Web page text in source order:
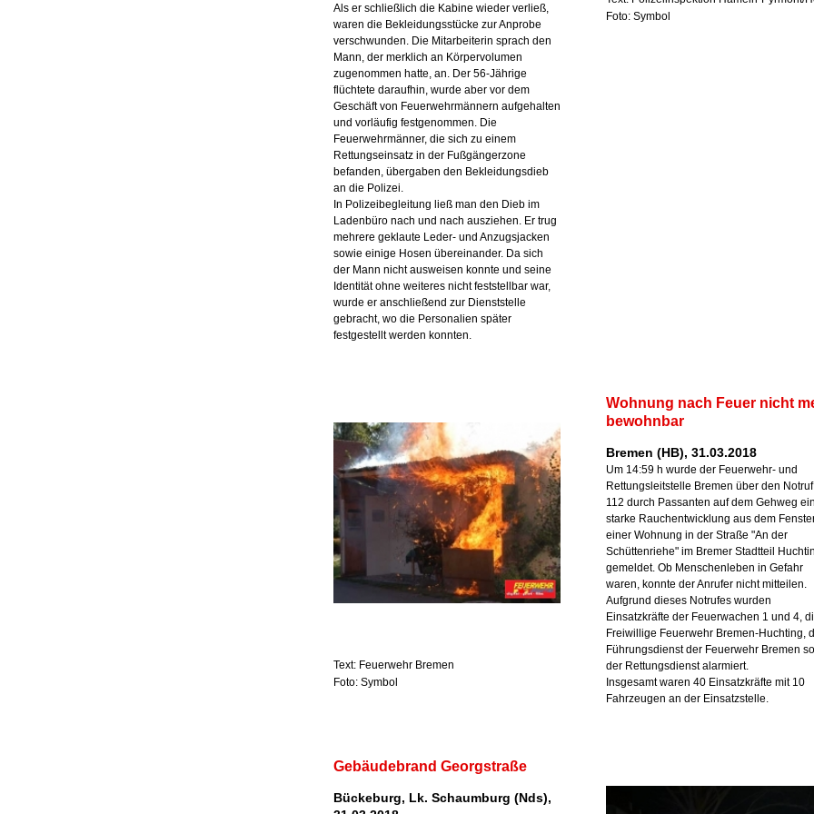
Foto: Symbol
Als er schließlich die Kabine wieder verließ,
waren die Bekleidungsstücke zur Anprobe
verschwunden. Die Mitarbeiterin sprach den
Mann, der merklich an Körpervolumen
zugenommen hatte, an. Der 56-Jährige
flüchtete daraufhin, wurde aber vor dem
Geschäft von Feuerwehrmännern aufgehalten
und vorläufig festgenommen. Die
Feuerwehrmänner, die sich zu einem
Rettungseinsatz in der Fußgängerzone
befanden, übergaben den Bekleidungsdieb
an die Polizei.
In Polizeibegleitung ließ man den Dieb im
Ladenbüro nach und nach ausziehen. Er trug
mehrere geklaute Leder- und Anzugsjacken
sowie einige Hosen übereinander. Da sich
der Mann nicht ausweisen konnte und seine
Identität ohne weiteres nicht feststellbar war,
wurde er anschließend zur Dienststelle
gebracht, wo die Personalien später
festgestellt werden konnten.
Text: Feuerwehr Bremen
Foto: Symbol
Wohnung nach Feuer nicht
bewohnbar
Bremen (HB), 31.03.2018
Um 14:59 h wurde der Feuerwehr- und
Rettungsleitstelle Bremen über den Notruf
112 durch Passanten auf dem Gehweg
starke Rauchentwicklung aus dem
einer Wohnung in der Straße "An der
Schüttenriehe" im Bremer Stadtteil
gemeldet. Ob Menschenleben in Gefahr
waren, konnte der Anrufer nicht mitteilen.
Aufgrund dieses Notrufes wurden
Einsatzkräfte der Feuerwachen 1 und 4,
Freiwillige Feuerwehr Bremen-Huchting,
Führungsdienst der Feuerwehr Bremen
der Rettungsdienst alarmiert.
Insgesamt waren 40 Einsatzkräfte mit 10
Fahrzeugen an der Einsatzstelle.
Gebäudebrand Georgstraße
Bückeburg, Lk. Schaumburg (Nds),